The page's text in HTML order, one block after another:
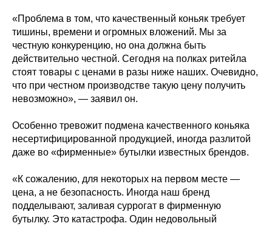
«Проблема в том, что качественный коньяк требует
тишины, времени и огромных вложений. Мы за
честную конкуренцию, но она должна быть
действительно честной. Сегодня на полках ритейла
стоят товары с ценами в разы ниже наших. Очевидно,
что при честном производстве такую цену получить
невозможно», — заявил он.
Особенно тревожит подмена качественного коньяка
несертифицированной продукцией, иногда разлитой
даже во «фирменные» бутылки известных брендов.
«К сожалению, для некоторых на первом месте —
цена, а не безопасность. Иногда наш бренд
подделывают, заливая суррогат в фирменную
бутылку. Это катастрофа. Один недовольный